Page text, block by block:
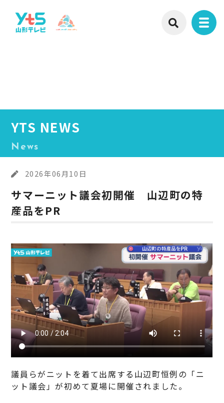
YTS NEWS
News
2026年06月10日
サマーニット議会初開催 山辺町の特
産品をPR
議員らがニットを着て出席する山辺町恒例の「ニ
ット議会」が初めて夏場に開催されました。